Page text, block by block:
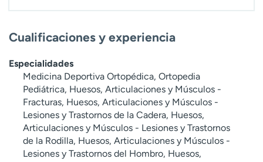
Cualificaciones y experiencia
Especialidades
Medicina Deportiva Ortopédica, Ortopedia
Pediátrica, Huesos, Articulaciones y Músculos -
Fracturas, Huesos, Articulaciones y Músculos -
Lesiones y Trastornos de la Cadera, Huesos,
Articulaciones y Músculos - Lesiones y Trastornos
de la Rodilla, Huesos, Articulaciones y Músculos -
Lesiones y Trastornos del Hombro, Huesos,